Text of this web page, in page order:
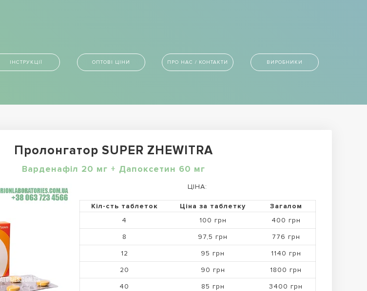
ІНСТРУКЦІЇ ОПТОВІ ЦІНИ ПРО НАС / КОНТАКТИ ВИРОБНИКИ
Пролонгатор SUPER ZHEWITRA
Варденафіл 20 мг + Дапоксетин 60 мг
ЦІНА:
Кіл-сть таблеток Ціна за таблетку
Загалом
4
100 грн
400 грн
8
97,5 грн
776 грн
12
95 грн
1140 грн
20
90 грн
1800 грн
40
85 грн 3400 грн